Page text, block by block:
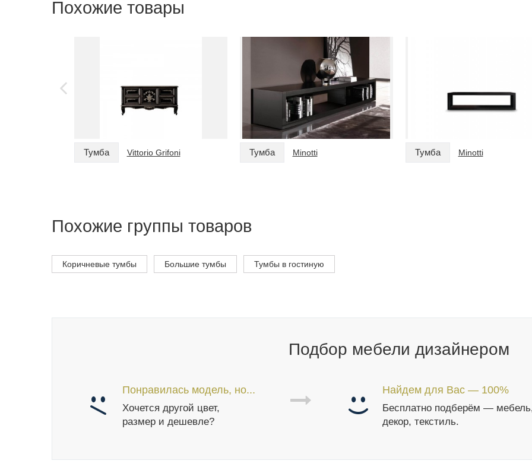
Похожие товары
Тумба Vittorio Grifoni Тумба Minotti Тумба Minotti
Похожие группы товаров
Коричневые тумбы Большие тумбы Тумбы в гостиную
Подбор мебели дизайнером
Понравилась модель, но...
Хочется другой цвет,
размер и дешевле?
Найдем для Вас — 100%
Бесплатно подберём —
декор, текстиль.